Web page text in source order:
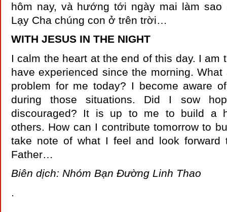
hôm nay, và hướng tới ngày mai làm sao
Lạy Cha chúng con ở trên trời…
WITH JESUS IN THE NIGHT
I calm the heart at the end of this day. I am
have experienced since the morning.
problem for me today? I become aware
during those situations. Did I sow
discouraged? It is up to me to build a
others. How can I contribute tomorrow to
take note of what I feel and look forward
Father…
Biên dịch: Nhóm Bạn Đường Linh Thao
.